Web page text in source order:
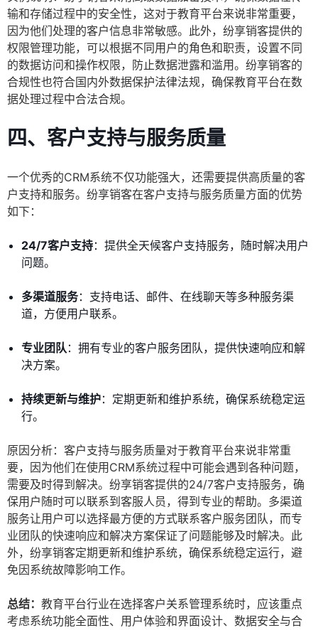
输和存储过程中的安全性，这对于教育平台来说非常重要，
因为他们处理的客户信息非常敏感。此外，纷享销客提供的
权限管理功能，可以根据不同用户的角色和职责，设置不同
的数据访问和操作权限，防止数据泄露和滥用。纷享销客的
合规性也符合国内外数据保护法律法规，确保教育平台在数
据处理过程中合法合规。
四、客户支持与服务质量
一个优秀的CRM系统不仅功能强大，还需要提供高质量的客
户支持和服务。纷享销客在客户支持与服务质量方面的优势
如下：
24/7客户支持：提供全天候客户支持服务，随时解决用户
问题。
多渠道服务：支持电话、邮件、在线聊天等多种服务渠
道，方便用户联系。
专业团队：拥有专业的客户服务团队，提供快速响应和解
决方案。
持续更新与维护：定期更新和维护系统，确保系统稳定运
行。
原因分析：客户支持与服务质量对于教育平台来说非常重
要，因为他们在使用CRM系统过程中可能会遇到各种问题，
需要及时得到解决。纷享销客提供的24/7客户支持服务，确
保用户随时可以联系到客服人员，得到专业的帮助。多渠道
服务让用户可以选择最方便的方式联系客户服务团队，而专
业团队的快速响应和解决方案保证了问题能够及时解决。此
外，纷享销客定期更新和维护系统，确保系统稳定运行，避
免因系统故障影响工作。
总结： 教育平台行业在选择客户关系管理系统时，应该重点
考虑系统功能全面性、用户体验和界面设计、数据安全与合